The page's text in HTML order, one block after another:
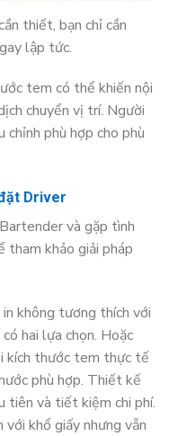
thiết, bạn chỉ cần
lập tức.
tem có thể khiến nội
chuyển vị trí. Người
chỉnh phù hợp cho phù
Driver
và gặp tình
tham khảo giải pháp
không tương thích với
hai lựa chọn. Hoặc
kích thước tem thực tế
phù hợp. Thiết kế
tiên và tiết kiệm chi phí.
khổ giấy nhưng vẫn